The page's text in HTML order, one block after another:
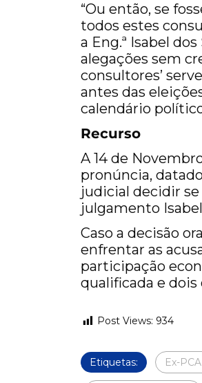
“Ou então, se
todos estes
a Eng.ª Isabel
alegações sem
consultores’
antes das
calendário
Recurso
A 14 de
pronúncia,
judicial decidir
julgamento
Caso a decisão
enfrentar as
participação
qualificada e
Post Views: 934
Etiquetas: Ex-